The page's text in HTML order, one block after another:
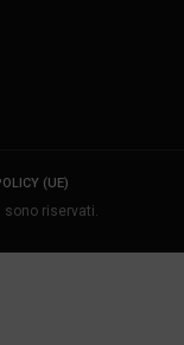
(UE)
sono riservati.